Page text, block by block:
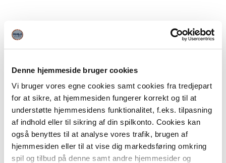
Denne hjemmeside bruger cookies
Vi bruger vores egne cookies samt cookies fra tredjepart
for at sikre, at hjemmesiden fungerer korrekt og til at
understøtte hjemmesidens funktionalitet, f.eks. tilpasning
af indhold eller til sikring af din spilkonto. Cookies kan
også benyttes til at analyse vores trafik, brugen af
hjemmesiden eller til at vise dig markedsføring omkring
spil og tilbud på denne samt andre hjemmesider og